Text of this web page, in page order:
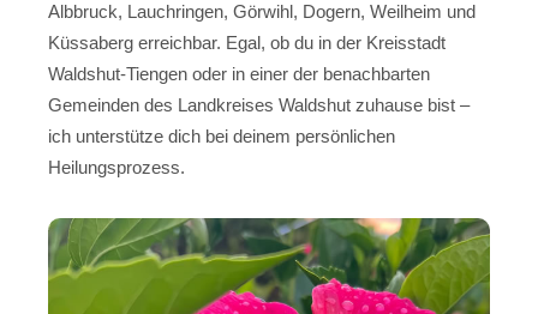
Albbruck, Lauchringen, Görwihl, Dogern, Weilheim und
Küssaberg erreichbar. Egal, ob du in der Kreisstadt
Waldshut-Tiengen oder in einer der benachbarten
Gemeinden des Landkreises Waldshut zuhause bist –
ich unterstütze dich bei deinem persönlichen
Heilungsprozess.